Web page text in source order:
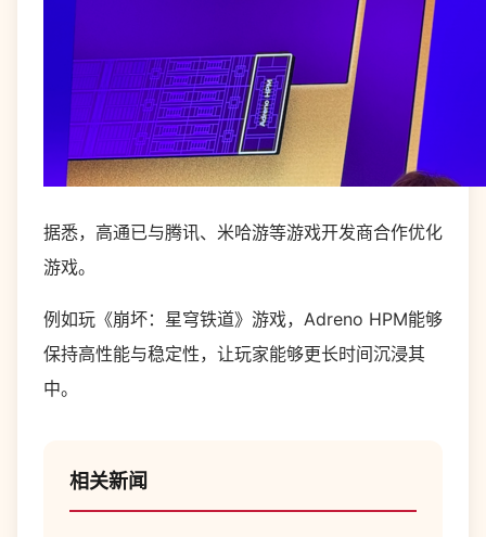
据悉，高通已与腾讯、米哈游等游戏开发商合作优化
游戏。
例如玩《崩坏：星穹铁道》游戏，Adreno HPM能够
保持高性能与稳定性，让玩家能够更长时间沉浸其
中。
相关新闻